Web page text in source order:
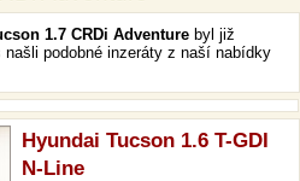
1.7 CRDi Adventure byl již
podobné inzeráty z naší nabídky
Hyundai Tucson 1.6 T-GDI
N-Line